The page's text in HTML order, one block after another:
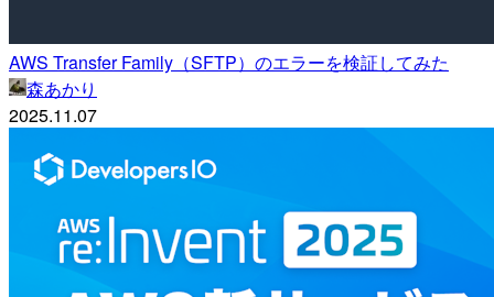
AWS Transfer Family（SFTP）のエラーを検証してみた
森あかり
2025.11.07